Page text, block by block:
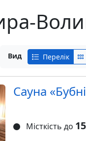
Вид Перелік
Сауна
Місткість до 15